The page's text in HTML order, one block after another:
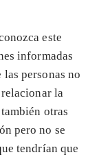
este
informadas
personas no
la
otras
pero no se
tendrían que